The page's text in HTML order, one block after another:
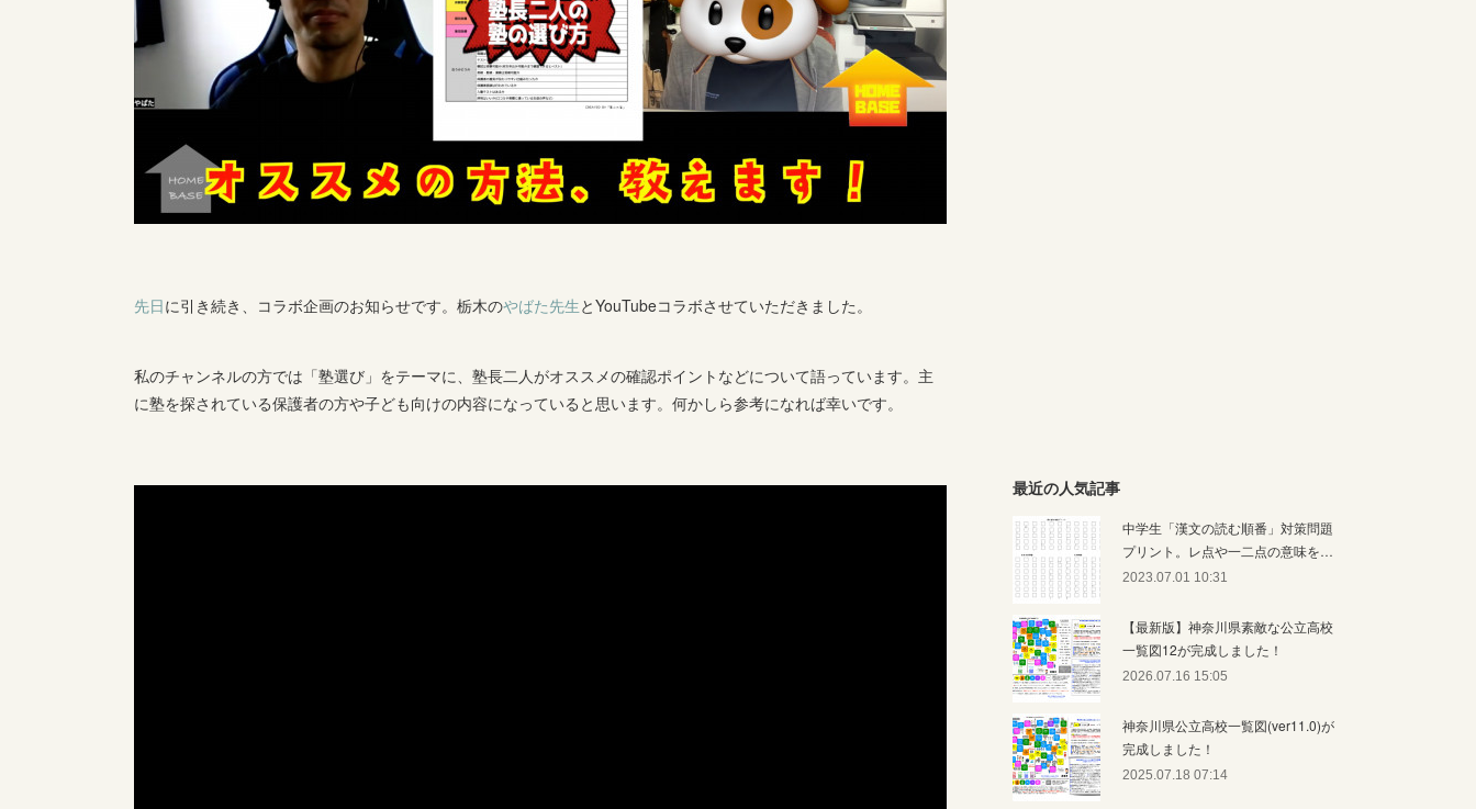
先日に引き続き、コラボ企画のお知らせです。栃木のやばた先生とYouTubeコラボさせていただきました。
私のチャンネルの方では「塾選び」をテーマに、塾長二人がオススメの確認ポイントなどについて語っています。主
に塾を探されている保護者の方や子ども向けの内容になっていると思います。何かしら参考になれば幸いです。
最近の人気記事
中学生「漢文の読む順番」対策問題
プリント。レ点や一二点の意味を…
2023.07.01 10:31
【最新版】神奈川県素敵な公立高校
一覧図12が完成しました！
2026.07.16 15:05
神奈川県公立高校一覧図(ver11.0)が
完成しました！
2025.07.18 07:14